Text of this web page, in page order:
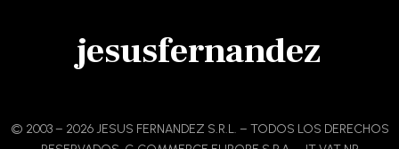
jesusfernandez
© 2003 – 2026 JESUS FERNANDEZ S.R.L. – TODOS LOS DERECHOS